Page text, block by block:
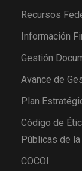
Recursos
Información
Gestión
Avance de
Plan
Código de
Públicas de
COCOI